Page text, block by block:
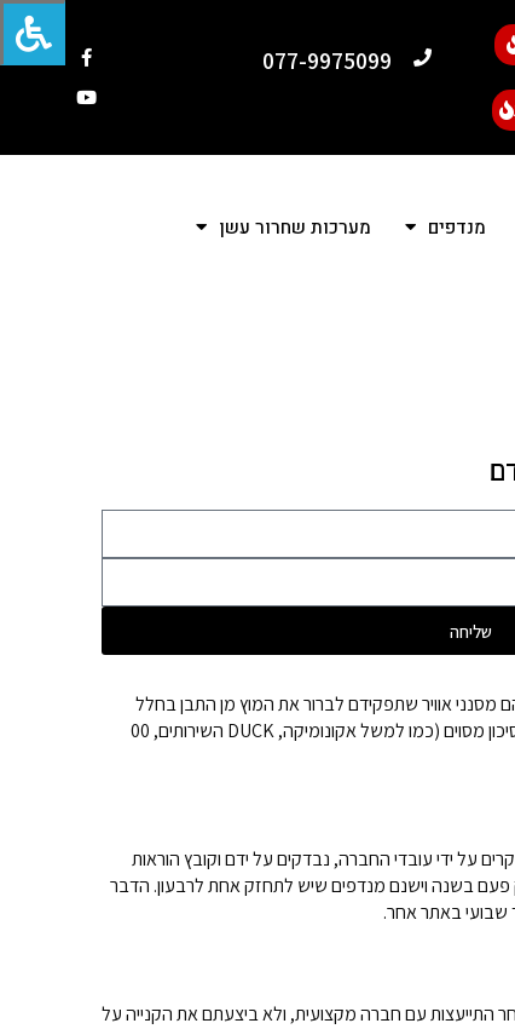
077-9975099
מנדפים
מערכות שחרור עשן
שליחה
אוויר שתפקידם לברור את המוץ מן התבן בחלל
האוויר, ובכך לספק לנו אוויר נקי גם כאשר השתמשנו בחומרים מסוכנים בעלי ריח רע, הפעלנו גז בישול ואפילו השתמשנו בחומרי ניקיון עם ריח חריף שיש בספיגתו סיכון מסוים (כמו למשל אקונומיקה, DUCK השירותים, 00
על ידי עובדי החברה, נבדקים על ידם וקובץ הוראות
בשנה וישנם מנדפים שיש לתחזק אחת לרבעון. הדבר
שבועי באתר אחר.
התייעצות עם חברה מקצועית, ולא ביצעתם את הקנייה על